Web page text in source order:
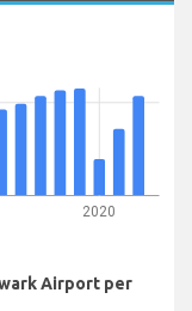
2020
Airport per